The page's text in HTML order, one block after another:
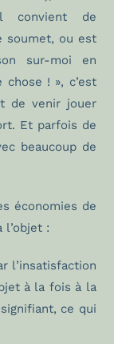
convient de
soumet, ou est
sur-moi en
! », c’est
de venir jouer
Et parfois de
beaucoup de
économies de
:
l’insatisfaction
à la fois à la
ce qui